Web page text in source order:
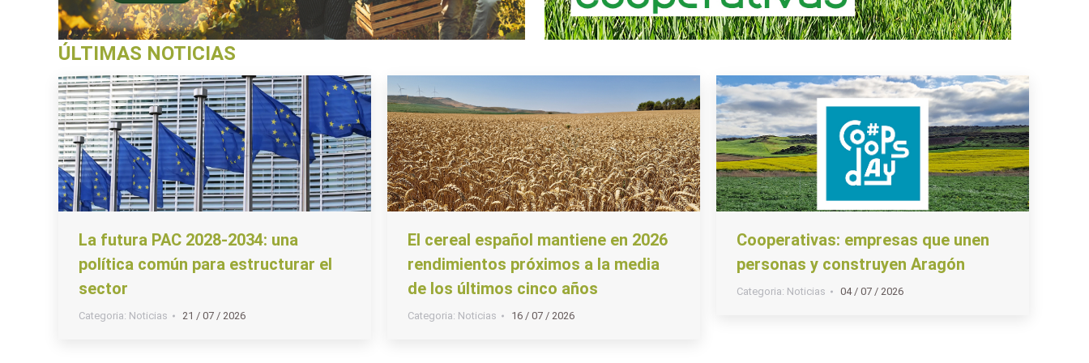
ÚLTIMAS NOTICIAS
La futura PAC 2028-2034: una
política común para estructurar el
sector
Categoria: Noticias 21 / 07 / 2026
El cereal español mantiene en 2026
rendimientos próximos a la media
de los últimos cinco años
Categoria: Noticias 16 / 07 / 2026
Cooperativas: empresas que unen
personas y construyen Aragón
Categoria: Noticias 04 / 07 / 2026